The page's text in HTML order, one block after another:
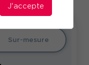
J'accepte
Sur-mesure